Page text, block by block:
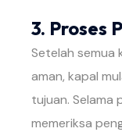
3. Proses
Setelah
aman, kapal
tujuan. Selama
memeriksa